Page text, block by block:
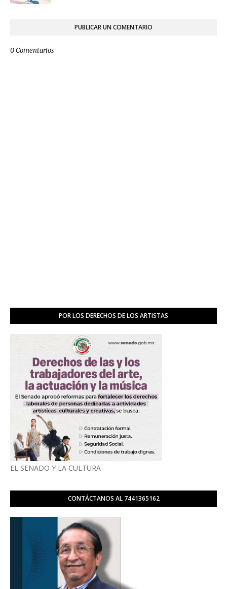
PUBLICAR UN COMENTARIO
0 Comentarios
POR LOS DERECHOS DE LOS ARTISTAS
EL SENADO Y LA CULTURA
CONTÁCTANOS AL 7441365162